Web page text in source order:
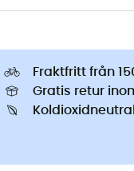
Fraktfritt från
Gratis retur